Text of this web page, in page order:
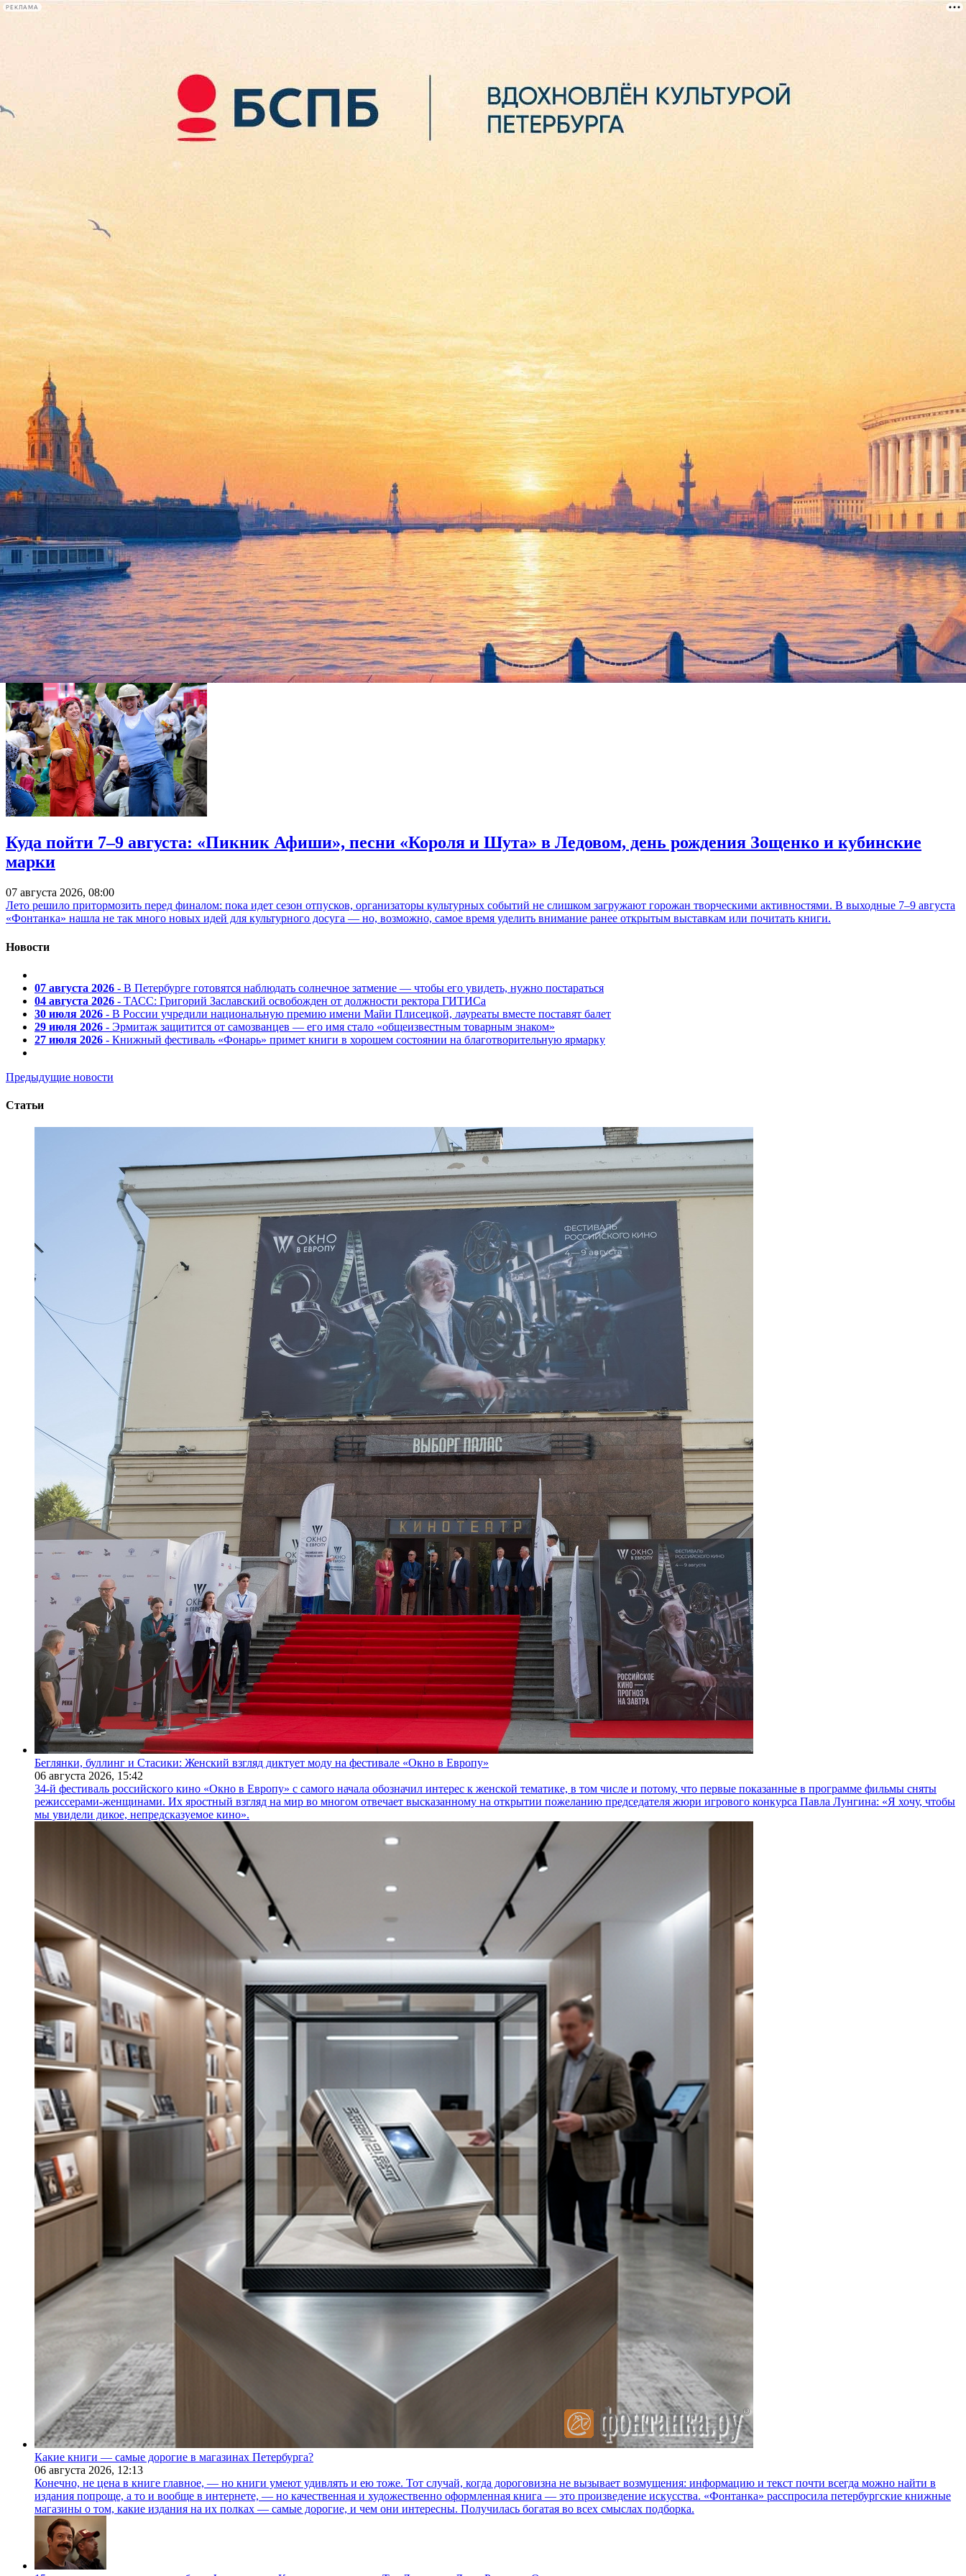
РЕКЛАМА
лекции
книги
Министр культуры: Маяковский — первый рэпер
16 октября 2018,
Маяковский — первый рэпер, а рэп скоро будут называть русским искусством. Своими воззрениями на хип-хоп движение министр культуры Владимир Мединский поделился в Сочи на
заседании дискуссионного форума «Валдай».
Об этом 16 октября сообщаютСМИ. Так, чиновник признался, что его «нервирует» рэп-культура. Но, зародившись в США, она «получила развитие в России». Мединский также поведал, что
пытается приучить подрастающее поколение к русской поэзии с помощью рэра: «Я сказал сыну, что первый рэпер — это Маяковский. Он классу это все пересказал — и они читают», —
заметил Мединский.
Напомним, ранее министр культуры уже рассказал о своём отношении кГнойному и Oxxxymiron’у.
«Фонтанка.ру»
Проект "Афиша Plus" реализован на средства гранта Санкт-Петербурга
Куда пойти 7–9 августа: «Пикник Афиши», песни «Короля и Шута» в Ледовом, день рождения Зощенко и кубинские
марки
07 августа 2026, 08:00
Лето решило притормозить перед финалом: пока идет сезон отпусков, организаторы культурных событий не слишком загружают горожан творческими активностями. В выходные 7–9 августа
«Фонтанка» нашла не так много новых идей для культурного досуга — но, возможно, самое время уделить внимание ранее открытым выставкам или почитать книги.
Новости
07 августа 2026 - В Петербурге готовятся наблюдать солнечное затмение — чтобы его увидеть, нужно постараться
04 августа 2026 - ТАСС: Григорий Заславский освобожден от должности ректора ГИТИСа
30 июля 2026 - В России учредили национальную премию имени Майи Плисецкой, лауреаты вместе поставят балет
29 июля 2026 - Эрмитаж защитится от самозванцев — его имя стало «общеизвестным товарным знаком»
27 июля 2026 - Книжный фестиваль «Фонарь» примет книги в хорошем состоянии на благотворительную ярмарку
Предыдущие новости
Статьи
Беглянки, буллинг и Стасики: Женский взгляд диктует моду на фестивале «Окно в Европу»
06 августа 2026, 15:42
34-й фестиваль российского кино «Окно в Европу» с самого начала обозначил интерес к женской тематике, в том числе и потому, что первые показанные в программе фильмы сняты
режиссерами-женщинами. Их яростный взгляд на мир во многом отвечает высказанному на открытии пожеланию председателя жюри игрового конкурса Павла Лунгина: «Я хочу, чтобы
мы увидели дикое, непредсказуемое кино».
Какие книги — самые дорогие в магазинах Петербурга?
06 августа 2026, 12:13
Конечно, не цена в книге главное, — но книги умеют удивлять и ею тоже. Тот случай, когда дороговизна не вызывает возмущения: информацию и текст почти всегда можно найти в
издания попроще, а то и вообще в интернете, — но качественная и художественно оформленная книга — это произведение искусства. «Фонтанка» расспросила петербургские книжные
магазины о том, какие издания на их полках — самые дорогие, и чем они интересны. Получилась богатая во всех смыслах подборка.